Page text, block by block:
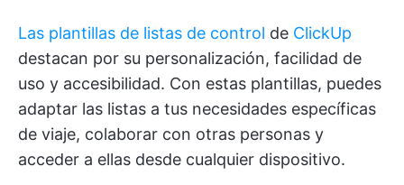
Las plantillas de listas de control de ClickUp
destacan por su personalización, facilidad de
uso y accesibilidad. Con estas plantillas, puedes
adaptar las listas a tus necesidades específicas
de viaje, colaborar con otras personas y
acceder a ellas desde cualquier dispositivo.